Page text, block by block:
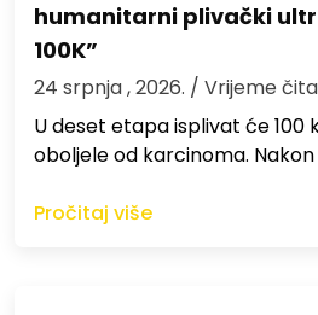
humanitarni plivački
100K”
24 srpnja , 2026. / Vrijeme
U deset etapa isplivat će 100
oboljele od karcinoma.
Pročitaj više